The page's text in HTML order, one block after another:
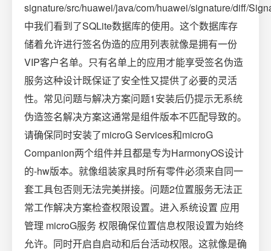
signature/src/huawei/java/com/huawei/signature/diff/
中我们看到了SQLite数据库的使用。这个数据库存
储着允许进行签名伪造的应用列表就像是拥有一份
VIP客户名单。只有名单上的应用才能享受签名伪造
服务这种设计既保证了安全性又提供了必要的灵活
性。常见问题与解决方案问题1安装后仍提示无系统
伪造签名解决方案这通常是组件版本不匹配导致的。
请确保同时安装了microG Services和microG
Companion两个组件并且都是专为HarmonyOS设计
的-hw版本。就像组装家具时所有零件必须来自同一
套工具包否则无法完美拼接。问题2位置服务无法正
常工作解决方案检查权限设置。进入系统设置 应用
管理 microG服务 权限确保位置信息权限设置为始终
允许。同时开启自启动和后台活动权限。这就像是确